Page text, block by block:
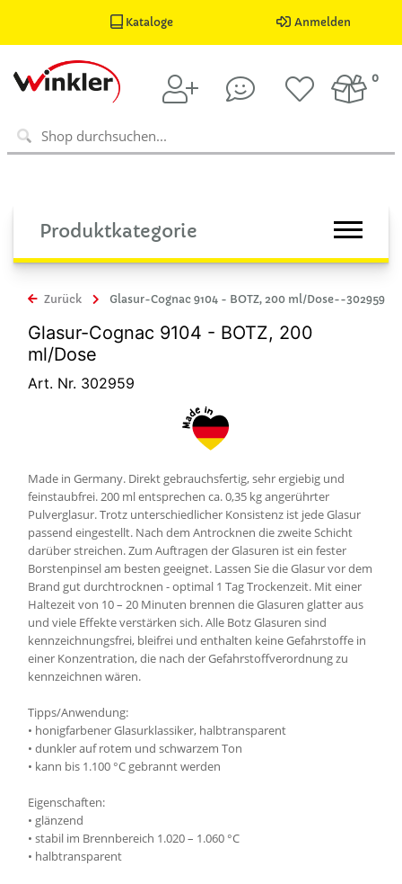
Kataloge Anmelden
0
Produktkategorie
Zurück Glasur-Cognac 9104 - BOTZ, 200 ml/Dose--302959
Glasur-Cognac 9104 - BOTZ, 200
ml/Dose
Art. Nr. 302959
Made in Germany. Direkt gebrauchsfertig, sehr ergiebig und
feinstaubfrei. 200 ml entsprechen ca. 0,35 kg angerührter
Pulverglasur. Trotz unterschiedlicher Konsistenz ist jede Glasur
passend eingestellt. Nach dem Antrocknen die zweite Schicht
darüber streichen. Zum Auftragen der Glasuren ist ein fester
Borstenpinsel am besten geeignet. Lassen Sie die Glasur vor dem
Brand gut durchtrocknen - optimal 1 Tag Trockenzeit. Mit einer
Haltezeit von 10 – 20 Minuten brennen die Glasuren glatter aus
und viele Effekte verstärken sich. Alle Botz Glasuren sind
kennzeichnungsfrei, bleifrei und enthalten keine Gefahrstoffe in
einer Konzentration, die nach der Gefahrstoffverordnung zu
kennzeichnen wären.
Tipps/Anwendung:
• honigfarbener Glasurklassiker, halbtransparent
• dunkler auf rotem und schwarzem Ton
• kann bis 1.100 °C gebrannt werden
Eigenschaften:
• glänzend
• stabil im Brennbereich 1.020 – 1.060 °C
• halbtransparent